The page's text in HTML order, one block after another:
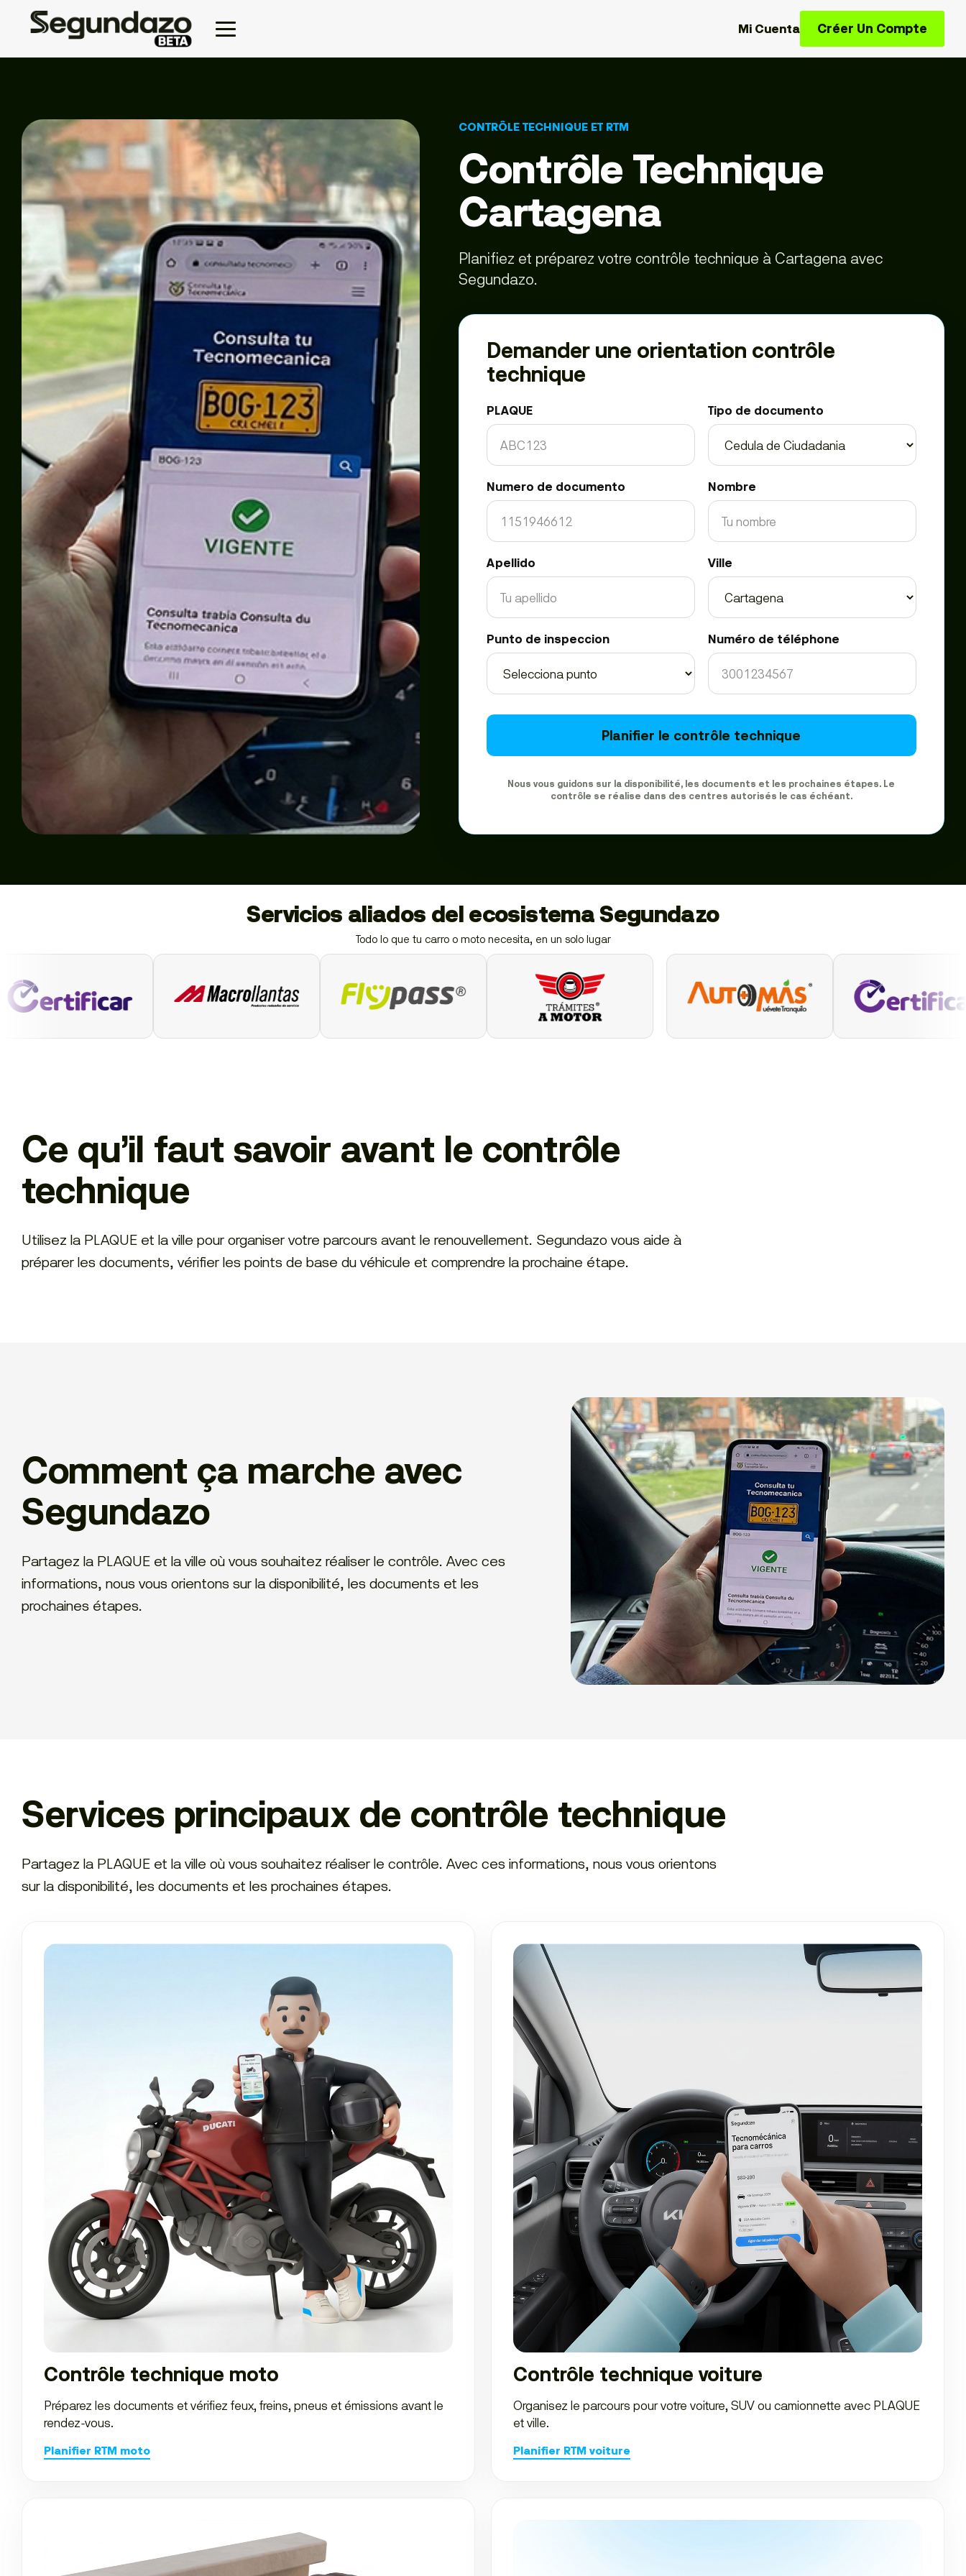
Mi Cuenta Créer Un Compte
CONTRÔLE TECHNIQUE ET RTM
Contrôle Technique
Cartagena
Planifiez et préparez votre contrôle technique à Cartagena avec
Segundazo.
Demander une orientation contrôle
technique
PLAQUE Tipo de documento
Numero de documento Nombre
Apellido Ville
Punto de inspeccion Numéro de téléphone
Planifier le contrôle technique
Nous vous guidons sur la disponibilité, les documents et les prochaines étapes. Le
contrôle se réalise dans des centres autorisés le cas échéant.
Servicios aliados del ecosistema Segundazo
Todo lo que tu carro o moto necesita, en un solo lugar
Ce qu’il faut savoir avant le contrôle
technique
Utilisez la PLAQUE et la ville pour organiser votre parcours avant le renouvellement. Segundazo vous aide à
préparer les documents, vérifier les points de base du véhicule et comprendre la prochaine étape.
Comment ça marche avec
Segundazo
Partagez la PLAQUE et la ville où vous souhaitez réaliser le contrôle. Avec ces
informations, nous vous orientons sur la disponibilité, les documents et les
prochaines étapes.
Services principaux de contrôle technique
Partagez la PLAQUE et la ville où vous souhaitez réaliser le contrôle. Avec ces informations, nous vous orientons
sur la disponibilité, les documents et les prochaines étapes.
Contrôle technique moto
Préparez les documents et vérifiez feux, freins, pneus et émissions avant le
rendez-vous.
Planifier RTM moto
Contrôle technique voiture
Organisez le parcours pour votre voiture, SUV ou camionnette avec PLAQUE
et ville.
Planifier RTM voiture